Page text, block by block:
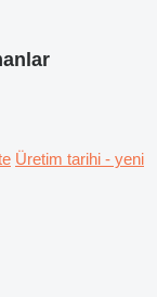
Üretim tarihi - yeni